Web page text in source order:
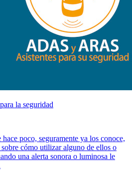
la seguridad
poco, seguramente ya los conoce,
cómo utilizar alguno de ellos o
una alerta sonora o luminosa le